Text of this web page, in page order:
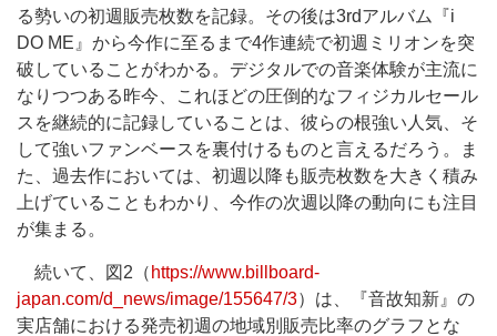
る勢いの初週販売枚数を記録。その後は3rdアルバム『i
DO ME』から今作に至るまで4作連続で初週ミリオンを突
破していることがわかる。デジタルでの音楽体験が主流に
なりつつある昨今、これほどの圧倒的なフィジカルセール
スを継続的に記録していることは、彼らの根強い人気、そ
して強いファンベースを裏付けるものと言えるだろう。ま
た、過去作においては、初週以降も販売枚数を大きく積み
上げていることもわかり、今作の次週以降の動向にも注目
が集まる。
続いて、図2（ https://www.billboard-
japan.com/d_news/image/155647/3）は、『音故知新』の
実店舗における発売初週の地域別販売比率のグラフとな